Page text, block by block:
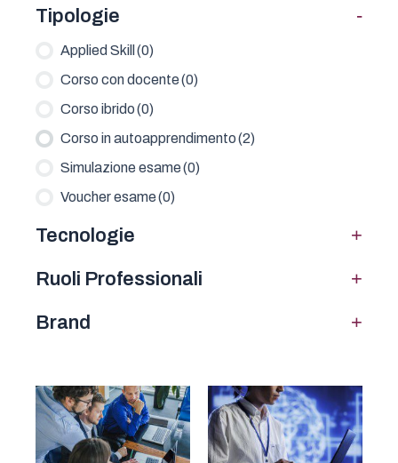
Tipologie -
Applied Skill (0)
Corso con docente(0)
Corso ibrido(0)
Corso in autoapprendimento(2)
Simulazione esame(0)
Voucher esame(0)
Tecnologie +
Ruoli Professionali +
Brand +